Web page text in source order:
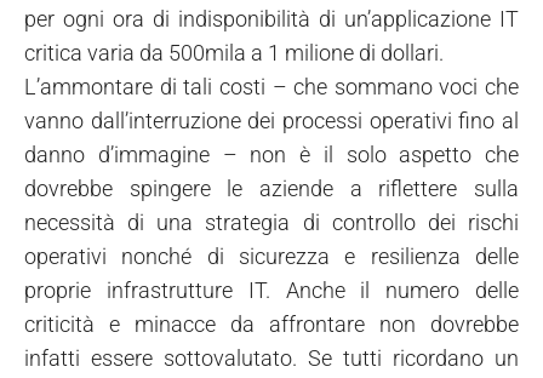
per ogni ora di indisponibilità di un’applicazione IT
critica varia da 500mila a 1 milione di dollari.
L’ammontare di tali costi – che sommano voci che
vanno dall’interruzione dei processi operativi fino al
danno d’immagine – non è il solo aspetto che
dovrebbe spingere le aziende a riflettere sulla
necessità di una strategia di controllo dei rischi
operativi nonché di sicurezza e resilienza delle
proprie infrastrutture IT. Anche il numero delle
criticità e minacce da affrontare non dovrebbe
infatti essere sottovalutato. Se tutti ricordano un